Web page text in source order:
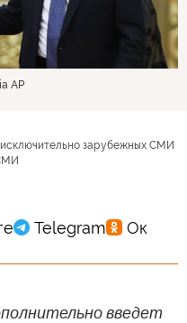
AP
зарубежных СМИ
введет